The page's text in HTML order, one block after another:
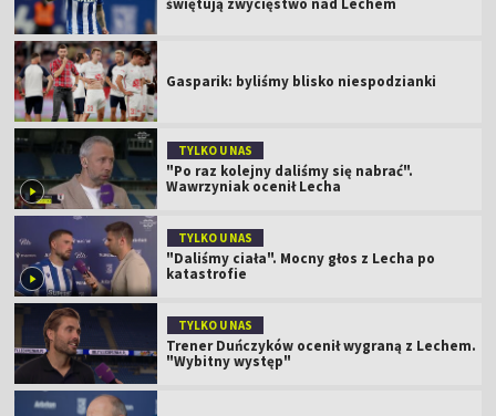
Gasparik: byliśmy blisko niespodzianki
TYLKO U NAS
"Po raz kolejny daliśmy się nabrać".
Wawrzyniak ocenił Lecha
TYLKO U NAS
"Daliśmy ciała". Mocny głos z Lecha po
katastrofie
TYLKO U NAS
Trener Duńczyków ocenił wygraną z Lechem.
"Wybitny występ"